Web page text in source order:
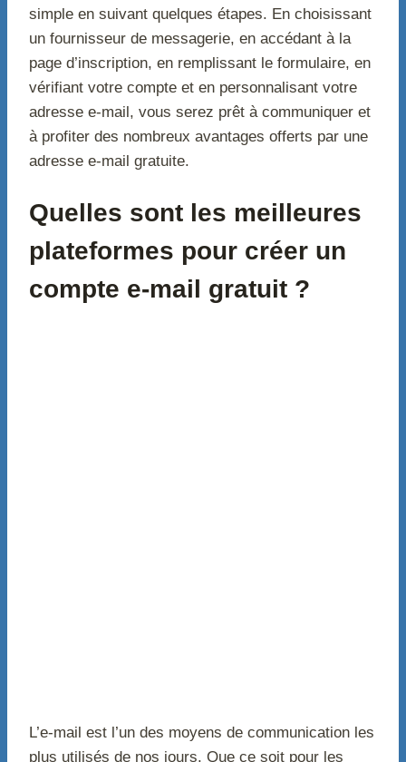
simple en suivant quelques étapes. En choisissant
un fournisseur de messagerie, en accédant à la
page d’inscription, en remplissant le formulaire, en
vérifiant votre compte et en personnalisant votre
adresse e-mail, vous serez prêt à communiquer et
à profiter des nombreux avantages offerts par une
adresse e-mail gratuite.
Quelles sont les meilleures
plateformes pour créer un
compte e-mail gratuit ?
L’e-mail est l’un des moyens de communication les
plus utilisés de nos jours. Que ce soit pour les